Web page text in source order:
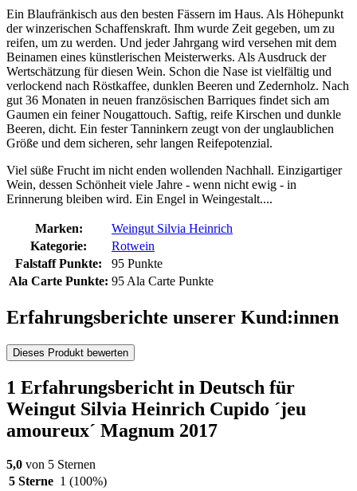
Ein Blaufränkisch aus den besten Fässern im Haus. Als Höhepunkt
der winzerischen Schaffenskraft. Ihm wurde Zeit gegeben, um zu
reifen, um zu werden. Und jeder Jahrgang wird versehen mit dem
Beinamen eines künstlerischen Meisterwerks. Als Ausdruck der
Wertschätzung für diesen Wein. Schon die Nase ist vielfältig und
verlockend nach Röstkaffee, dunklen Beeren und Zedernholz. Nach
gut 36 Monaten in neuen französischen Barriques findet sich am
Gaumen ein feiner Nougattouch. Saftig, reife Kirschen und dunkle
Beeren, dicht. Ein fester Tanninkern zeugt von der unglaublichen
Größe und dem sicheren, sehr langen Reifepotenzial.
Viel süße Frucht im nicht enden wollenden Nachhall. Einzigartiger
Wein, dessen Schönheit viele Jahre - wenn nicht ewig - in
Erinnerung bleiben wird. Ein Engel in Weingestalt....
Marken:
Weingut Silvia Heinrich
Kategorie:
Rotwein
Falstaff Punkte:
95 Punkte
Ala Carte Punkte: 95 Ala Carte Punkte
Erfahrungsberichte unserer Kund:innen
Dieses Produkt bewerten
1 Erfahrungsbericht in Deutsch für
Weingut Silvia Heinrich Cupido ´jeu
amoureux´ Magnum 2017
5,0 von 5 Sternen
5 Sterne 1 (100%)